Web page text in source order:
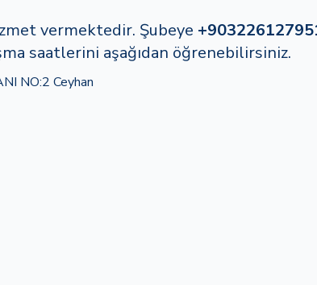
vermektedir. Şubeye
saatlerini aşağıdan öğrenebilirsiniz.
NO:2 Ceyhan